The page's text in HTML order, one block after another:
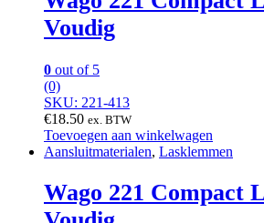
Voudig
0 out of 5
(0)
SKU: 221-413
€18.50 ex. BTW
Toevoegen aan winkelwagen
Aansluitmaterialen, Lasklemmen
Wago 221 Compact